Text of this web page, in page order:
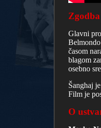
Zgodba
Glavni
časom
blagom
osebno
Šanghaj
Film je
O